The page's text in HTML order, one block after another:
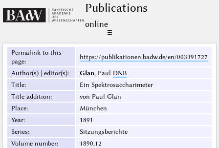
Publications
online
☰
Permalink to this
page:
https://publikationen.badw.de/en/003391727
Author(s) | editor(s): Glan, Paul DNB
Title:
Ein Spektrosaccharimeter
Title addition:
von Paul Glan
Place:
München
Year:
1891
Series:
Sitzungsberichte
Volume number:
1890,12